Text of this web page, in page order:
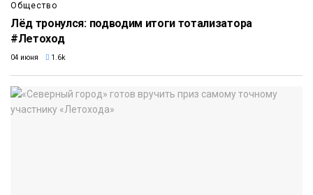
Общество
Лёд тронулся: подводим итоги тотализатора
#Летоход
04 июня 1.6k